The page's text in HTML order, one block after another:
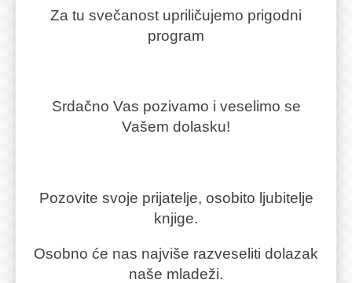
Za tu svečanost upriličujemo prigodni
program
Srdačno Vas pozivamo i veselimo se
Vašem dolasku!
Pozovite svoje prijatelje, osobito ljubitelje
knjige.
Osobno će nas najviše razveseliti dolazak
naše mladeži.